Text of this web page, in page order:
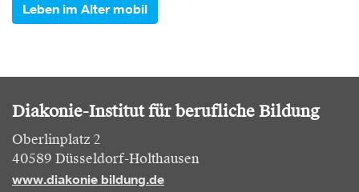
Leben im Alter mobil
Diakonie-Institut für berufliche Bildung
Oberlinplatz 2
40589 Düsseldorf-Holthausen
www.diakonie bildung.de